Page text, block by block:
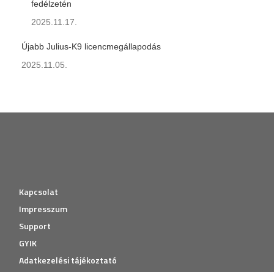
fedélzetén
2025.11.17.
Újabb Julius-K9 licencmegállapodás
2025.11.05.
Kapcsolat
Impresszum
Support
GYIK
Adatkezelési tájékoztató